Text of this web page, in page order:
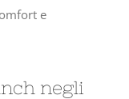
e
negli